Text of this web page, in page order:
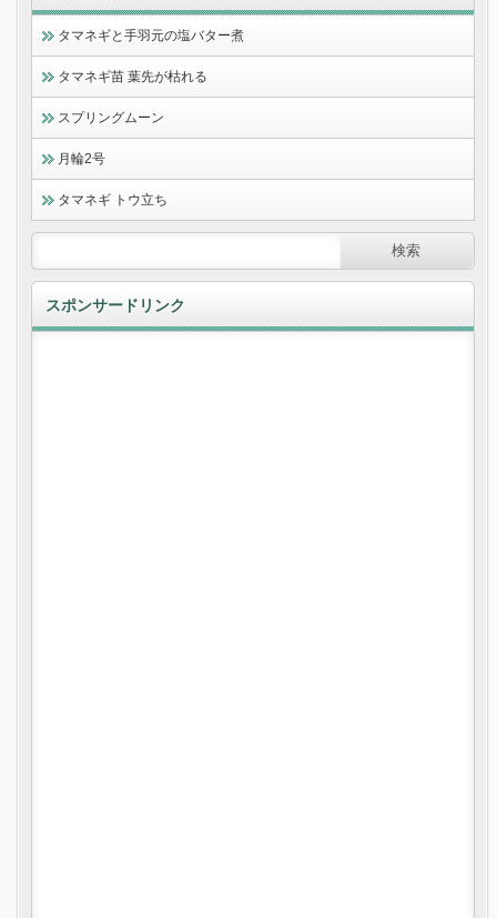
タマネギと手羽元の塩バター煮
タマネギ苗 葉先が枯れる
スプリングムーン
月輪2号
タマネギ トウ立ち
スポンサードリンク